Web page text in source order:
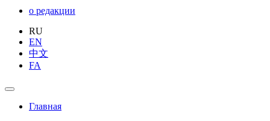
о редакции
RU
EN
中文
FA
Главная